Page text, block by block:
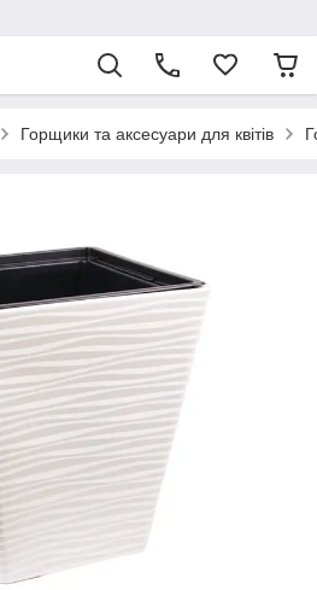
Горщики та аксесуари для квітів